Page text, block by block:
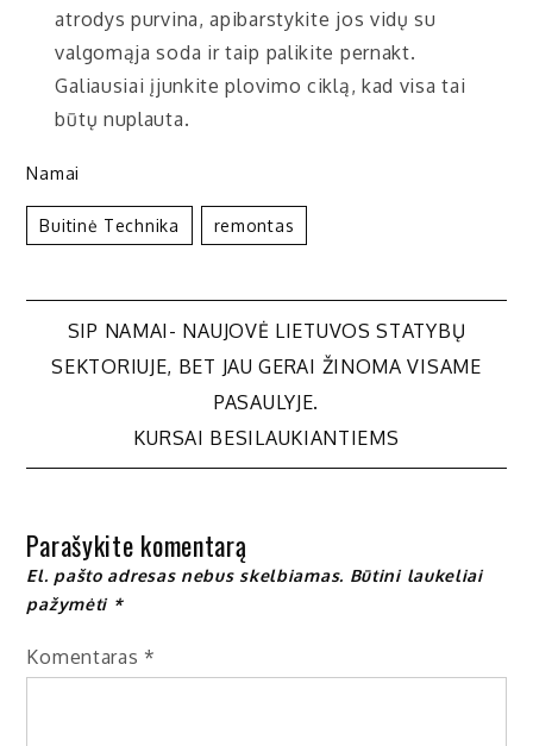
atrodys purvina, apibarstykite jos vidų su
valgomąja soda ir taip palikite pernakt.
Galiausiai įjunkite plovimo ciklą, kad visa tai
būtų nuplauta.
Namai
Buitinė Technika Remontas
Navigacija
įrašų
SIP NAMAI- NAUJOVĖ LIETUVOS STATYBŲ
SEKTORIUJE, BET JAU GERAI ŽINOMA VISAME
PASAULYJE.
KURSAI BESILAUKIANTIEMS
Parašykite komentarą
El. pašto adresas nebus skelbiamas. Būtini laukeliai
pažymėti *
Komentaras *